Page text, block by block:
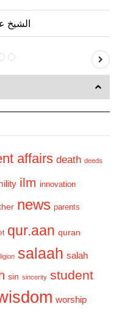
الشيخ
e
t
affairs death deeds
ilm innovation
news parents
qur.aan quran
salaah salah
sin sincerity student
worship